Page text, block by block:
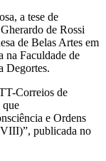
a tese de
de Rossi
de Belas Artes em
na Faculdade de
Degortes.
Correios de
que
e Ordens
publicada no